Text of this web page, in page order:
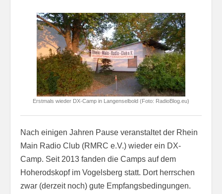
Erstmals wieder DX-Camp in Langenselbold (Foto: RadioBlog.eu)
Nach einigen Jahren Pause veranstaltet der Rhein
Main Radio Club (RMRC e.V.) wieder ein DX-
Camp. Seit 2013 fanden die Camps auf dem
Hoherodskopf im Vogelsberg statt. Dort herrschen
zwar (derzeit noch) gute Empfangsbedingungen.